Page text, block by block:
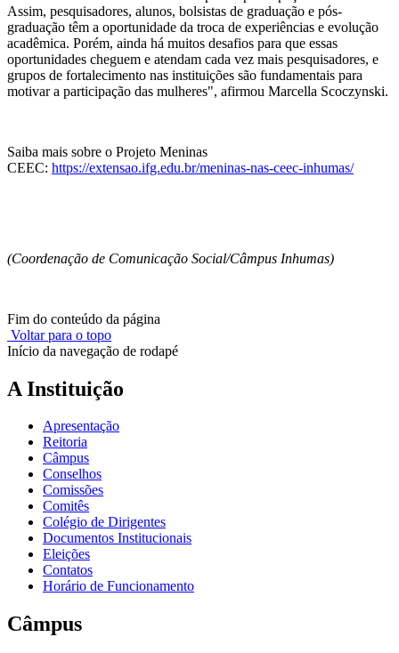
Assim, pesquisadores, alunos, bolsistas de graduação e pós-
graduação têm a oportunidade da troca de experiências e evolução
acadêmica. Porém, ainda há muitos desafios para que essas
oportunidades cheguem e atendam cada vez mais pesquisadores, e
grupos de fortalecimento nas instituições são fundamentais para
motivar a participação das mulheres", afirmou Marcella Scoczynski.
Saiba mais sobre o Projeto Meninas
CEEC: https://extensao.ifg.edu.br/meninas-nas-ceec-inhumas/
(Coordenação de Comunicação Social/Câmpus Inhumas)
Fim do conteúdo da página
Voltar para o topo
Início da navegação de rodapé
A Instituição
Apresentação
Reitoria
Câmpus
Conselhos
Comissões
Comitês
Colégio de Dirigentes
Documentos Institucionais
Eleições
Contatos
Horário de Funcionamento
Câmpus